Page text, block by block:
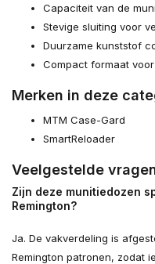
Capaciteit van de
Stevige sluiting voor
Duurzame kunststof
Compact formaat
Merken in deze
MTM Case-Gard
SmartReloader
Veelgestelde
Zijn deze munitiedozen
Remington?
Ja. De vakverdeling is
Remington patronen, zodat